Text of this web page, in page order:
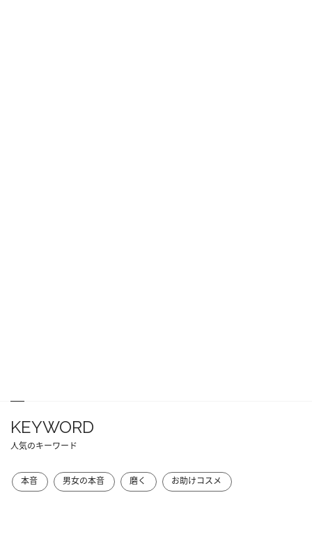
KEYWORD
人気のキーワード
本音 男女の本音 磨く お助けコスメ